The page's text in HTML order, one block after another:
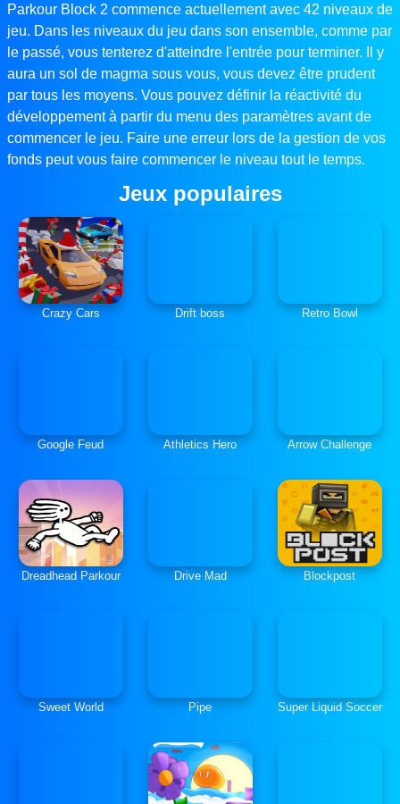
Parkour Block 2 commence actuellement avec 42 niveaux de
jeu. Dans les niveaux du jeu dans son ensemble, comme par
le passé, vous tenterez d'atteindre l'entrée pour terminer. Il y
aura un sol de magma sous vous, vous devez être prudent
par tous les moyens. Vous pouvez définir la réactivité du
développement à partir du menu des paramètres avant de
commencer le jeu. Faire une erreur lors de la gestion de vos
fonds peut vous faire commencer le niveau tout le temps.
Jeux populaires
Crazy Cars Drift boss Retro Bowl
Google Feud Athletics Hero Arrow Challenge
Dreadhead Parkour Drive Mad Blockpost
Sweet World Pipe Super Liquid Soccer